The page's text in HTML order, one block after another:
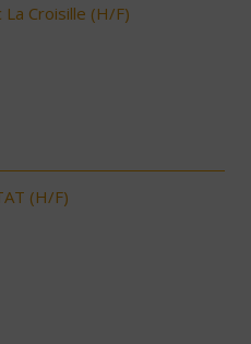
La Croisille (H/F)
(H/F)